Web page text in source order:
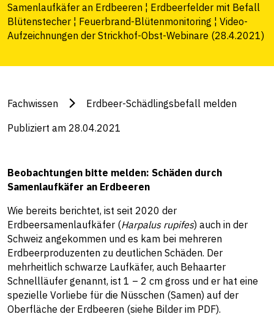
Samenlaufkäfer an Erdbeeren ¦ Erdbeerfelder mit Befall
Blütenstecher ¦ Feuerbrand-Blütenmonitoring ¦ Video-
Aufzeichnungen der Strickhof-Obst-Webinare (28.4.2021)
Fachwissen Erdbeer-Schädlingsbefall melden
Publiziert am 28.04.2021
Beobachtungen bitte melden: Schäden durch
Samenlaufkäfer an Erdbeeren
Wie bereits berichtet, ist seit 2020 der
Erdbeersamenlaufkäfer (Harpalus rupifes) auch in der
Schweiz angekommen und es kam bei mehreren
Erdbeerproduzenten zu deutlichen Schäden. Der
mehrheitlich schwarze Laufkäfer, auch Behaarter
Schnellläufer genannt, ist 1 – 2 cm gross und er hat eine
spezielle Vorliebe für die Nüsschen (Samen) auf der
Oberfläche der Erdbeeren (siehe Bilder im PDF).